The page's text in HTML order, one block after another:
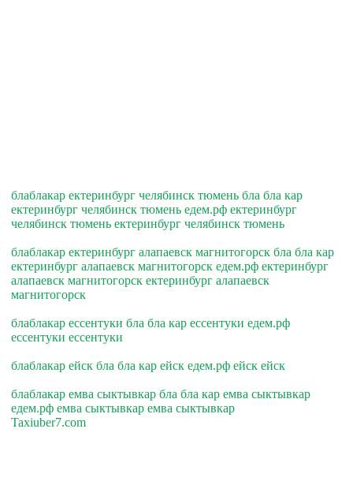
блаблакар ектеринбург челябинск тюмень бла бла кар
ектеринбург челябинск тюмень едем.рф ектеринбург
челябинск тюмень ектеринбург челябинск тюмень
блаблакар ектеринбург алапаевск магнитогорск бла бла кар
ектеринбург алапаевск магнитогорск едем.рф ектеринбург
алапаевск магнитогорск ектеринбург алапаевск
магнитогорск
блаблакар ессентуки бла бла кар ессентуки едем.рф
ессентуки ессентуки
блаблакар ейск бла бла кар ейск едем.рф ейск ейск
блаблакар емва сыктывкар бла бла кар емва сыктывкар
едем.рф емва сыктывкар емва сыктывкар
Taxiuber7.com